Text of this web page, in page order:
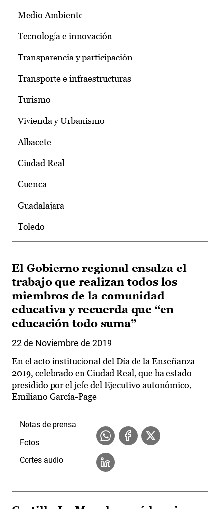
Medio Ambiente
Tecnología e innovación
Transparencia y participación
Transporte e infraestructuras
Turismo
Vivienda y Urbanismo
Albacete
Ciudad Real
Cuenca
Guadalajara
Toledo
El Gobierno regional ensalza el
trabajo que realizan todos los
miembros de la comunidad
educativa y recuerda que “en
educación todo suma”
22 de Noviembre de 2019
En el acto institucional del Día de la Enseñanza
2019, celebrado en Ciudad Real, que ha estado
presidido por el jefe del Ejecutivo autonómico,
Emiliano García-Page
Notas de prensa
Fotos
Cortes audio